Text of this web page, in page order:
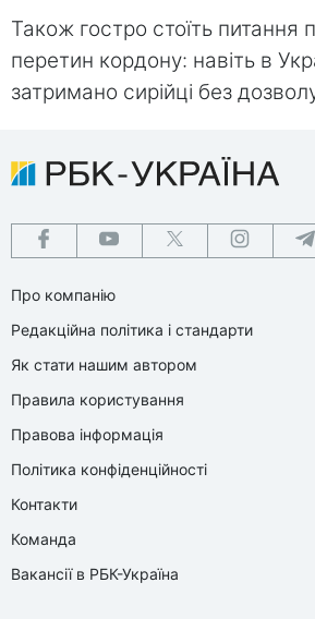
Також гостро стоїть питання
перетин кордону: навіть в
затримано сирійці без
Про компанію
Редакційна політика і стандарти
Як стати нашим автором
Правила користування
Правова інформація
Політика конфіденційності
Контакти
Команда
Вакансії в РБК-Україна